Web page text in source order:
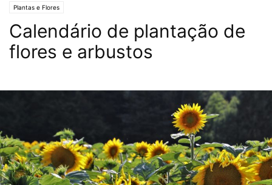
Plantas e Flores
Calendário de plantação de
flores e arbustos